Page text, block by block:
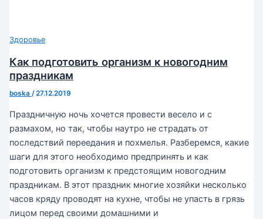
Здоровье
Как подготовить организм к новогодним
праздникам
boska /27.12.2019
Праздничную ночь хочется провести весело и с
размахом, но так, чтобы наутро не страдать от
последствий переедания и похмелья. Разберемся, какие
шаги для этого необходимо предпринять и как
подготовить организм к предстоящим новогодним
праздникам. В этот праздник многие хозяйки несколько
часов кряду проводят на кухне, чтобы не упасть в грязь
лицом перед своими домашними и